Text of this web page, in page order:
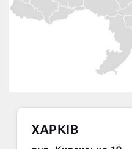
ХАРКІВ